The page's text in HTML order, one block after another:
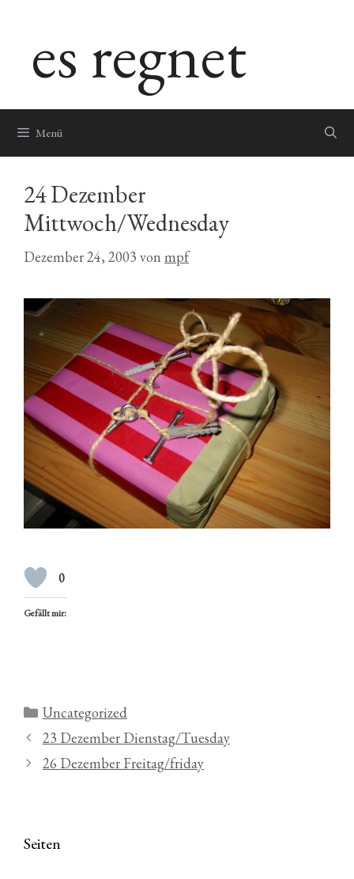
springenes regnet
Menü
24 Dezember
Mittwoch/Wednesday
Dezember 24, 2003 von mpf
0
Gefällt mir:
Kategorien
Uncategorized
23 Dezember Dienstag/Tuesday
26 Dezember Freitag/friday
Seiten